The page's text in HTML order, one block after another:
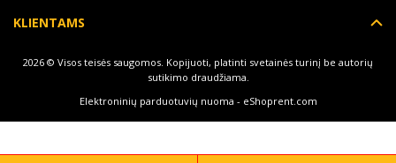
KLIENTAMS
2026 © Visos teisės saugomos. Kopijuoti, platinti svetainės turinį be autorių
sutikimo draudžiama.
Elektroninių parduotuvių nuoma - eShoprent.com